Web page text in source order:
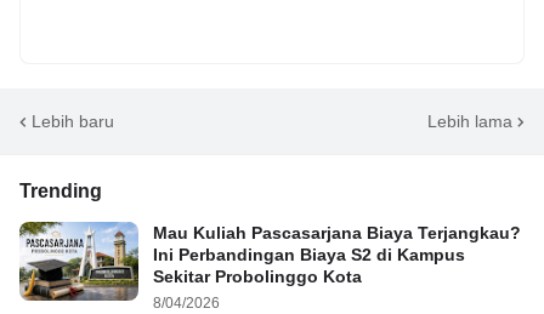
Lebih baru Lebih lama
Trending
Mau Kuliah Pascasarjana Biaya Terjangkau?
Ini Perbandingan Biaya S2 di Kampus
Sekitar Probolinggo Kota
8/04/2026